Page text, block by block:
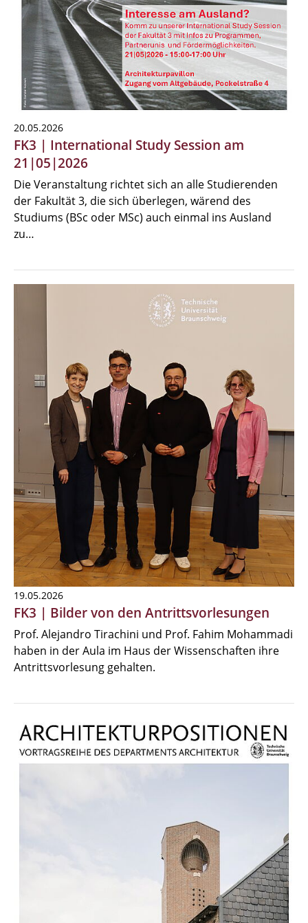
20.05.2026
FK3 | International Study Session am
21|05|2026
Die Veranstaltung richtet sich an alle Studierenden
der Fakultät 3, die sich überlegen, wärend des
Studiums (BSc oder MSc) auch einmal ins Ausland
zu…
19.05.2026
FK3 | Bilder von den Antrittsvorlesungen
Prof. Alejandro Tirachini und Prof. Fahim Mohammadi
haben in der Aula im Haus der Wissenschaften ihre
Antrittsvorlesung gehalten.